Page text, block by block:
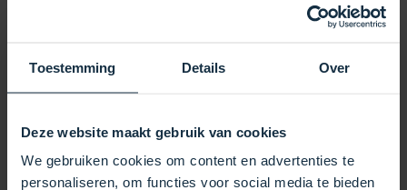
Toestemming Details Over
Deze website maakt gebruik van cookies
We gebruiken cookies om content en advertenties te
personaliseren, om functies voor social media te bieden
Dieser Filter hat einen Außendurchmesser von
und einen effizienten Betrieb in Ihrem Spa-
das Einsetzen und Entnehmen des Filters,
während das 1 1/2 Zoll-Gewinde an der Unterseite
für eine feste und sichere Befestigung sorgt.